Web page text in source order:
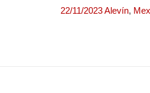
22/11/2023Alevín,